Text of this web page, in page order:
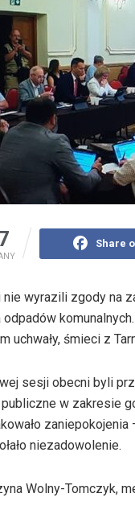
Share
nie wyrazili zgody na
komunalnych.
uchwały, śmieci z
sesji obecni byli
w zakresie
niezadowolenie.
Wolny-Tomczyk,